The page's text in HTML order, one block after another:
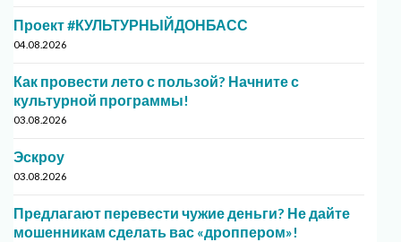
Проект #КУЛЬТУРНЫЙДОНБАСС
04.08.2026
Как провести лето с пользой? Начните с
культурной программы!
03.08.2026
Эскроу
03.08.2026
Предлагают перевести чужие деньги? Не дайте
мошенникам сделать вас «дроппером»!